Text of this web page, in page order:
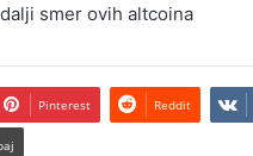
smer ovih altcoina
Pinterest Reddit